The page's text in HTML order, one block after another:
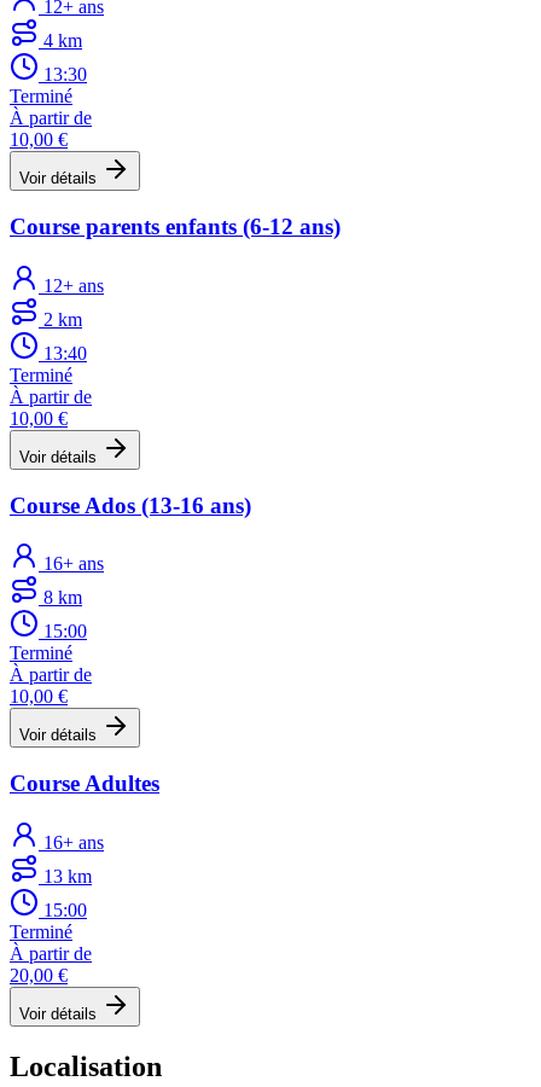
12+ ans
4 km
13:30
Terminé
À partir de
10,00 €
Voir détails
Course parents enfants (6-12 ans)
12+ ans
2 km
13:40
Terminé
À partir de
10,00 €
Voir détails
Course Ados (13-16 ans)
16+ ans
8 km
15:00
Terminé
À partir de
10,00 €
Voir détails
Course Adultes
16+ ans
13 km
15:00
Terminé
À partir de
20,00 €
Voir détails
Localisation